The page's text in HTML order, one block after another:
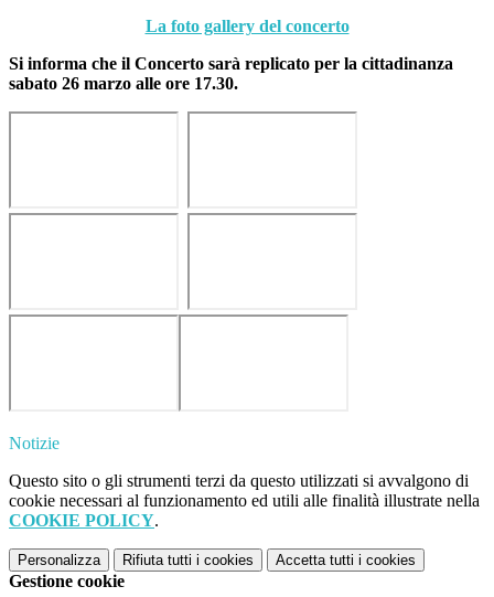
La foto gallery del concerto
Si informa che il Concerto sarà replicato per la cittadinanza
sabato 26 marzo alle ore 17.30.
Notizie
Questo sito o gli strumenti terzi da questo utilizzati si avvalgono di
cookie necessari al funzionamento ed utili alle finalità illustrate nella
COOKIE POLICY.
Personalizza Rifiuta tutti i cookies Accetta tutti i cookies
Gestione cookie